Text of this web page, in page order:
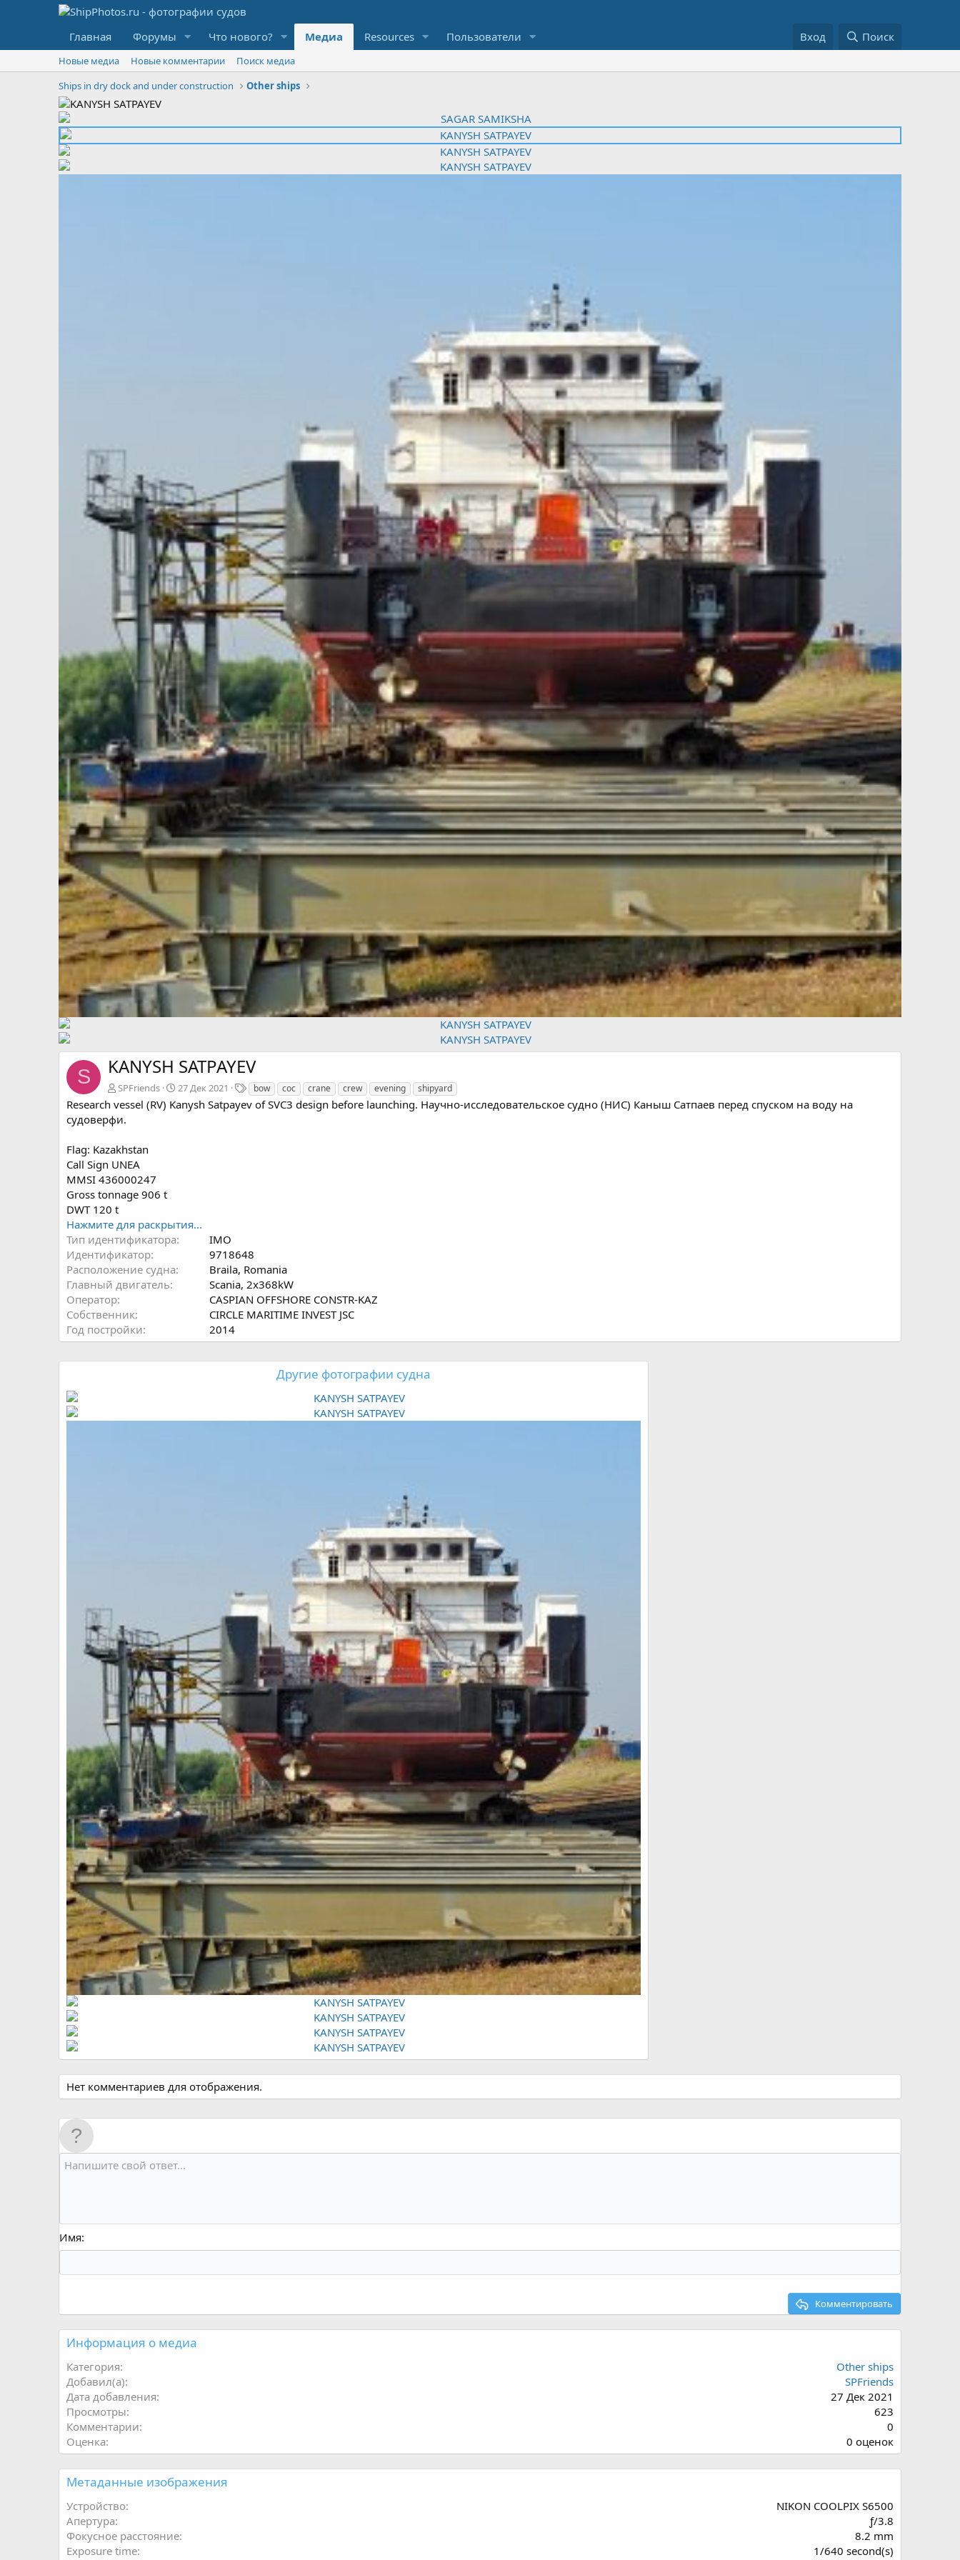
Главная Форумы Что нового? Медиа Resources Пользователи Вход Поиск
Новые медиа Новые комментарии
Поиск медиа
Ships in dry dock and under construction
Other ships
S KANYSH SATPAYEV
SPFriends 27 Дек 2021
Т
е
bow coc crane crew evening shipyard
Research vessel (RV) Kanysh Satpayev of SVC3 design before launching. Научно-исследовательское судно (НИС) Каныш Сатпаев перед спуском на воду на
судоверфи.
Flag: Kazakhstan
Call Sign UNEA
MMSI 436000247
Gross tonnage 906 t
DWT 120 t
Нажмите для раскрытия...
Тип идентификатора
IMO
Идентификатор
9718648
Расположение судна
Braila, Romania
Главный двигатель
Scania, 2x368kW
Оператор
CASPIAN OFFSHORE CONSTR-KAZ
Собственник
CIRCLE MARITIME INVEST JSC
Год постройки
2014
Другие фотографии судна
Нет комментариев для отображения.
Имя
Комментировать
Информация о медиа
Категория
Other ships
Добавил(а)
SPFriends
Дата добавления
27 Дек 2021
Просмотры
623
Комментарии
0
Оценка
0
.
0
з
з
0 оценок
Метаданные изображения
Устройство
NIKON COOLPIX S6500
Апертура
ƒ/3.8
Фокусное расстояние
8.2 mm
Exposure time
1/640 second(s)